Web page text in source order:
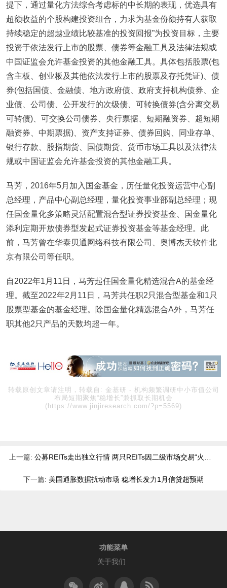
提下，通过量化方法综合考虑标的中长期的表现，优选具有
超额收益的个股构建投资组合，力求为基金份额持有人获取
持续稳定的超越业绩比较基准的投资回报”为投资目标，主要
投资于依法发行上市的股票、债券等金融工具及法律法规或
中国证监会允许基金投资的其他金融工具。具体包括股票(包
含主板、创业板及其他依法发行上市的股票及存托凭证)、债
券(包括国债、金融债、地方政府债、政府支持机构债券、企
业债、公司债、公开发行的次级债、可转换债券(含分离交易
可转债)、可交换公司债券、央行票据、短期融资券、超短期
融资券、中期票据)、资产支持证券、债券回购、同业存单、
银行存款、股指期货、国债期货、货币市场工具以及法律法
规或中国证监会允许基金投资的其他金融工具。
马芳，2016年5月加入国金基金，历任量化投资运营中心副
总经理，产品中心副总经理，量化投资事业部副总经理；现
任国金量化多策略灵活配置混合型证券投资基金、国金量化
添利定期开放债券型发起式证券投资基金等基金经理。此
前，马芳曾在华泰贝通网络科技有限公司、奥博杰天软件北
京有限公司等任职。
自2022年1月11日，马芳起任国金量化精选混合A的基金经
理。截至2022年2月11日，马芳共任职2只混合型基金和1只
股票型基金的基金经理。除国金量化精选混合A外，马芳任
职其他2只产品的天数均超一年。
转载原创文章请注明，转载自: 金基研 - 机构频繁调研中小市值公司
布局短期聚焦“稳增长”兼抓取长期机会
(https://www.jinjiresearch.com/?p=5569)
上一篇: 公募REITs走出独立行情 两只REITs因二级市场交易“火爆”停牌一天
下一篇: 美国通胀数据扰动市场 稳增长发力1月信贷超预期
功能菜单
关于我们